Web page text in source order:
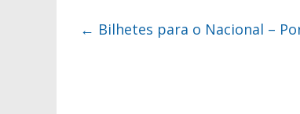
← Bilhetes para o Nacional –